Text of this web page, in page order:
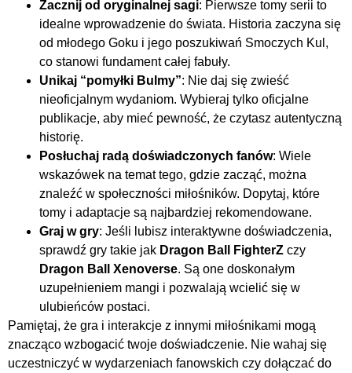
Zacznij od oryginalnej sagi: Pierwsze tomy serii to
idealne wprowadzenie do świata. Historia zaczyna się
od młodego Goku i jego poszukiwań Smoczych Kul,
co stanowi fundament całej fabuły.
Unikaj “pomyłki Bulmy”: Nie daj się zwieść
nieoficjalnym wydaniom. Wybieraj tylko oficjalne
publikacje, aby mieć pewność, że czytasz autentyczną
historię.
Posłuchaj radą doświadczonych fanów: Wiele
wskazówek na temat tego, gdzie zacząć, można
znaleźć w społeczności miłośników. Dopytaj, które
tomy i adaptacje są najbardziej rekomendowane.
Graj w gry: Jeśli lubisz interaktywne doświadczenia,
sprawdź gry takie jak Dragon Ball FighterZ czy
Dragon Ball Xenoverse. Są one doskonałym
uzupełnieniem mangi i pozwalają wcielić się w
ulubieńców postaci.
Pamiętaj, że gra i interakcje z innymi miłośnikami mogą
znacząco wzbogacić twoje doświadczenie. Nie wahaj się
uczestniczyć w wydarzeniach fanowskich czy dołączać do